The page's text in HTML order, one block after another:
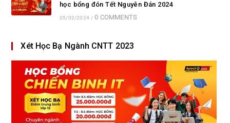
học bổng đón Tết Nguyên Đán 2024
05/02/2024 / 0 COMMENTS
Xét Học Bạ Ngành CNTT 2023